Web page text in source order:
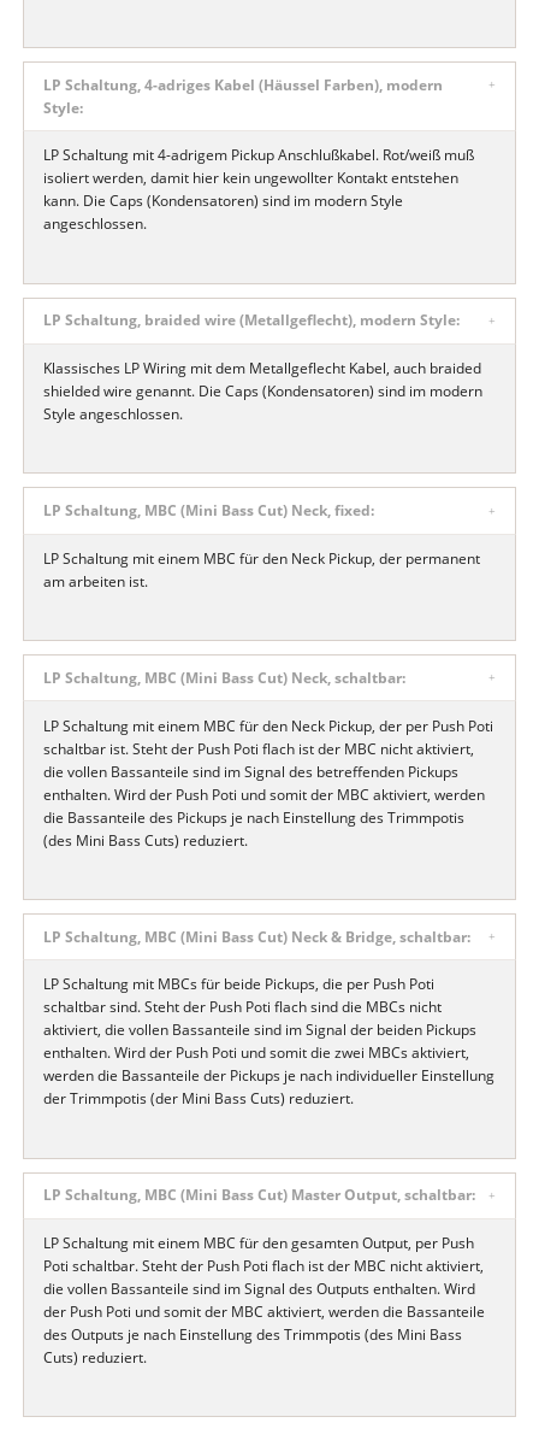
LP Schaltung, 4-adriges Kabel (Häussel Farben), modern
Style:
LP Schaltung mit 4-adrigem Pickup Anschlußkabel. Rot/weiß muß
isoliert werden, damit hier kein ungewollter Kontakt entstehen
kann. Die Caps (Kondensatoren) sind im modern Style
angeschlossen.
LP Schaltung, braided wire (Metallgeflecht), modern Style:
Klassisches LP Wiring mit dem Metallgeflecht Kabel, auch braided
shielded wire genannt. Die Caps (Kondensatoren) sind im modern
Style angeschlossen.
LP Schaltung, MBC (Mini Bass Cut) Neck, fixed:
LP Schaltung mit einem MBC für den Neck Pickup, der permanent
am arbeiten ist.
LP Schaltung, MBC (Mini Bass Cut) Neck, schaltbar:
LP Schaltung mit einem MBC für den Neck Pickup, der per Push Poti
schaltbar ist. Steht der Push Poti flach ist der MBC nicht aktiviert,
die vollen Bassanteile sind im Signal des betreffenden Pickups
enthalten. Wird der Push Poti und somit der MBC aktiviert, werden
die Bassanteile des Pickups je nach Einstellung des Trimmpotis
(des Mini Bass Cuts) reduziert.
LP Schaltung, MBC (Mini Bass Cut) Neck & Bridge, schaltbar:
LP Schaltung mit MBCs für beide Pickups, die per Push Poti
schaltbar sind. Steht der Push Poti flach sind die MBCs nicht
aktiviert, die vollen Bassanteile sind im Signal der beiden Pickups
enthalten. Wird der Push Poti und somit die zwei MBCs aktiviert,
werden die Bassanteile der Pickups je nach individueller Einstellung
der Trimmpotis (der Mini Bass Cuts) reduziert.
LP Schaltung, MBC (Mini Bass Cut) Master Output, schaltbar:
LP Schaltung mit einem MBC für den gesamten Output, per Push
Poti schaltbar. Steht der Push Poti flach ist der MBC nicht aktiviert,
die vollen Bassanteile sind im Signal des Outputs enthalten. Wird
der Push Poti und somit der MBC aktiviert, werden die Bassanteile
des Outputs je nach Einstellung des Trimmpotis (des Mini Bass
Cuts) reduziert.